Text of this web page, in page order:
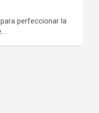
perfeccionar la